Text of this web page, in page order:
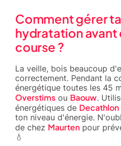
Comment gérer
hydratation avant
course ?
La veille, bois beaucoup
correctement. Pendant la
énergétique toutes les 45
Overstims ou Baouw.
énergétiques de Decathlon
ton niveau d'énergie.
de chez Maurten pour
💧